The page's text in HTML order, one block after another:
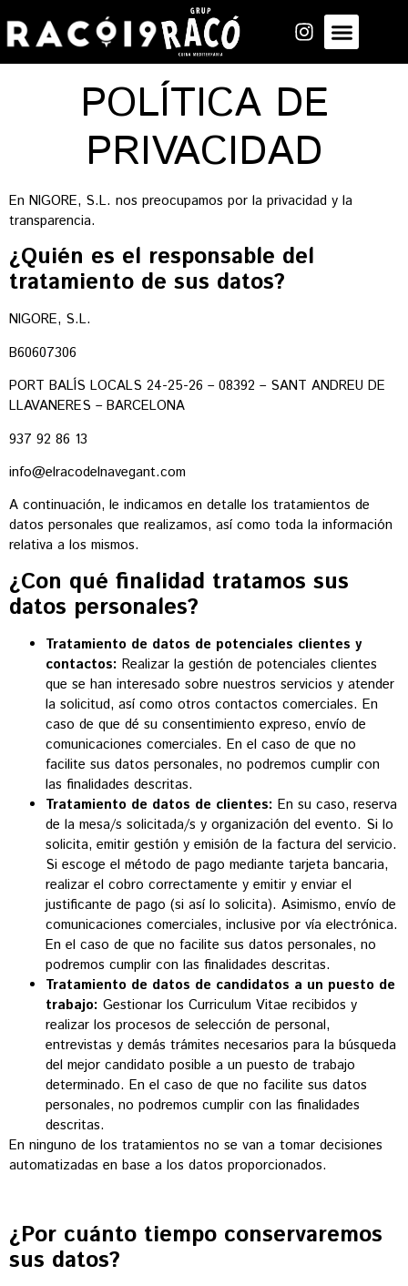
POLÍTICA DE
PRIVACIDAD
En NIGORE, S.L. nos preocupamos por la privacidad y la
transparencia.
¿Quién es el responsable del
tratamiento de sus datos?
NIGORE, S.L.
B60607306
PORT BALÍS LOCALS 24-25-26 – 08392 – SANT ANDREU DE
LLAVANERES – BARCELONA
937 92 86 13
info@elracodelnavegant.com
A continuación, le indicamos en detalle los tratamientos de
datos personales que realizamos, así como toda la información
relativa a los mismos.
¿Con qué finalidad tratamos sus
datos personales?
Tratamiento de datos de potenciales clientes y
contactos: Realizar la gestión de potenciales clientes
que se han interesado sobre nuestros servicios y atender
la solicitud, así como otros contactos comerciales. En
caso de que dé su consentimiento expreso, envío de
comunicaciones comerciales. En el caso de que no
facilite sus datos personales, no podremos cumplir con
las finalidades descritas.
Tratamiento de datos de clientes: En su caso, reserva
de la mesa/s solicitada/s y organización del evento. Si lo
solicita, emitir gestión y emisión de la factura del servicio.
Si escoge el método de pago mediante tarjeta bancaria,
realizar el cobro correctamente y emitir y enviar el
justificante de pago (si así lo solicita). Asimismo, envío de
comunicaciones comerciales, inclusive por vía electrónica.
En el caso de que no facilite sus datos personales, no
podremos cumplir con las finalidades descritas.
Tratamiento de datos de candidatos a un puesto de
trabajo: Gestionar los Curriculum Vitae recibidos y
realizar los procesos de selección de personal,
entrevistas y demás trámites necesarios para la búsqueda
del mejor candidato posible a un puesto de trabajo
determinado. En el caso de que no facilite sus datos
personales, no podremos cumplir con las finalidades
descritas.
En ninguno de los tratamientos no se van a tomar decisiones
automatizadas en base a los datos proporcionados.
¿Por cuánto tiempo conservaremos
sus datos?